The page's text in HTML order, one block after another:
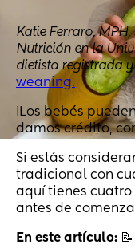
Katie Ferraro,
Nutrición en la
dietista registrada
weaning.
¡Los bebés
damos crédito,
Si estás
tradicional con
aquí tienes
antes de
En este artículo: 📝